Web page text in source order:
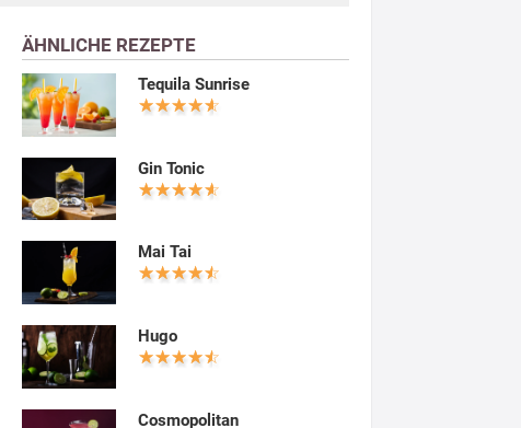
ÄHNLICHE REZEPTE
Tequila Sunrise
Gin Tonic
Mai Tai
Hugo
Cosmopolitan